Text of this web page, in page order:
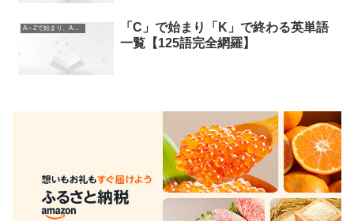
A～Zで始まり、A～Zで終わる英単語
「C」で始まり「K」で終わる英単語
一覧【125語完全網羅】